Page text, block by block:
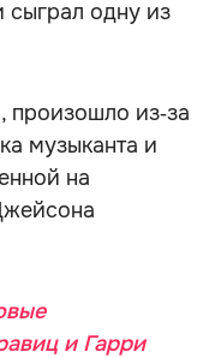
сыграл одну из
произошло из‑за
музыканта и
на
и Гарри